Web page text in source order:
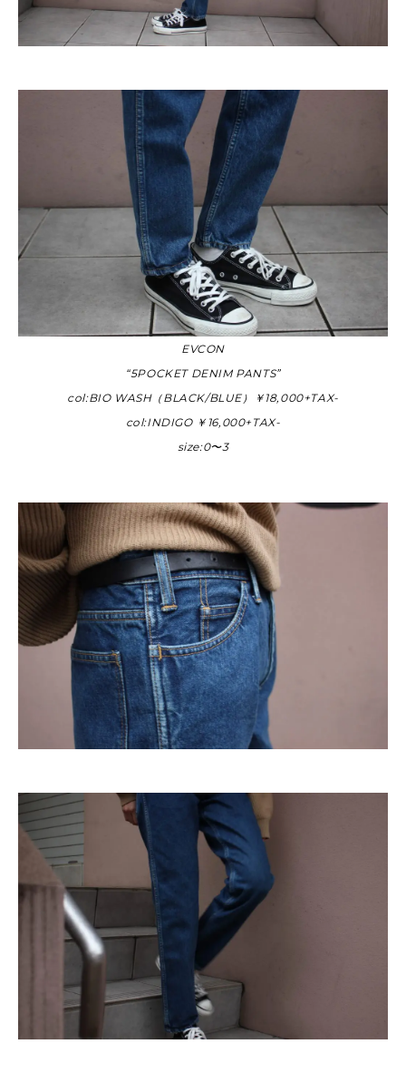
EVCON
“5POCKET DENIM PANTS”
col:BIO WASH（BLACK/BLUE）￥18,000+TAX-
col:INDIGO ￥16,000+TAX-
size:0〜3